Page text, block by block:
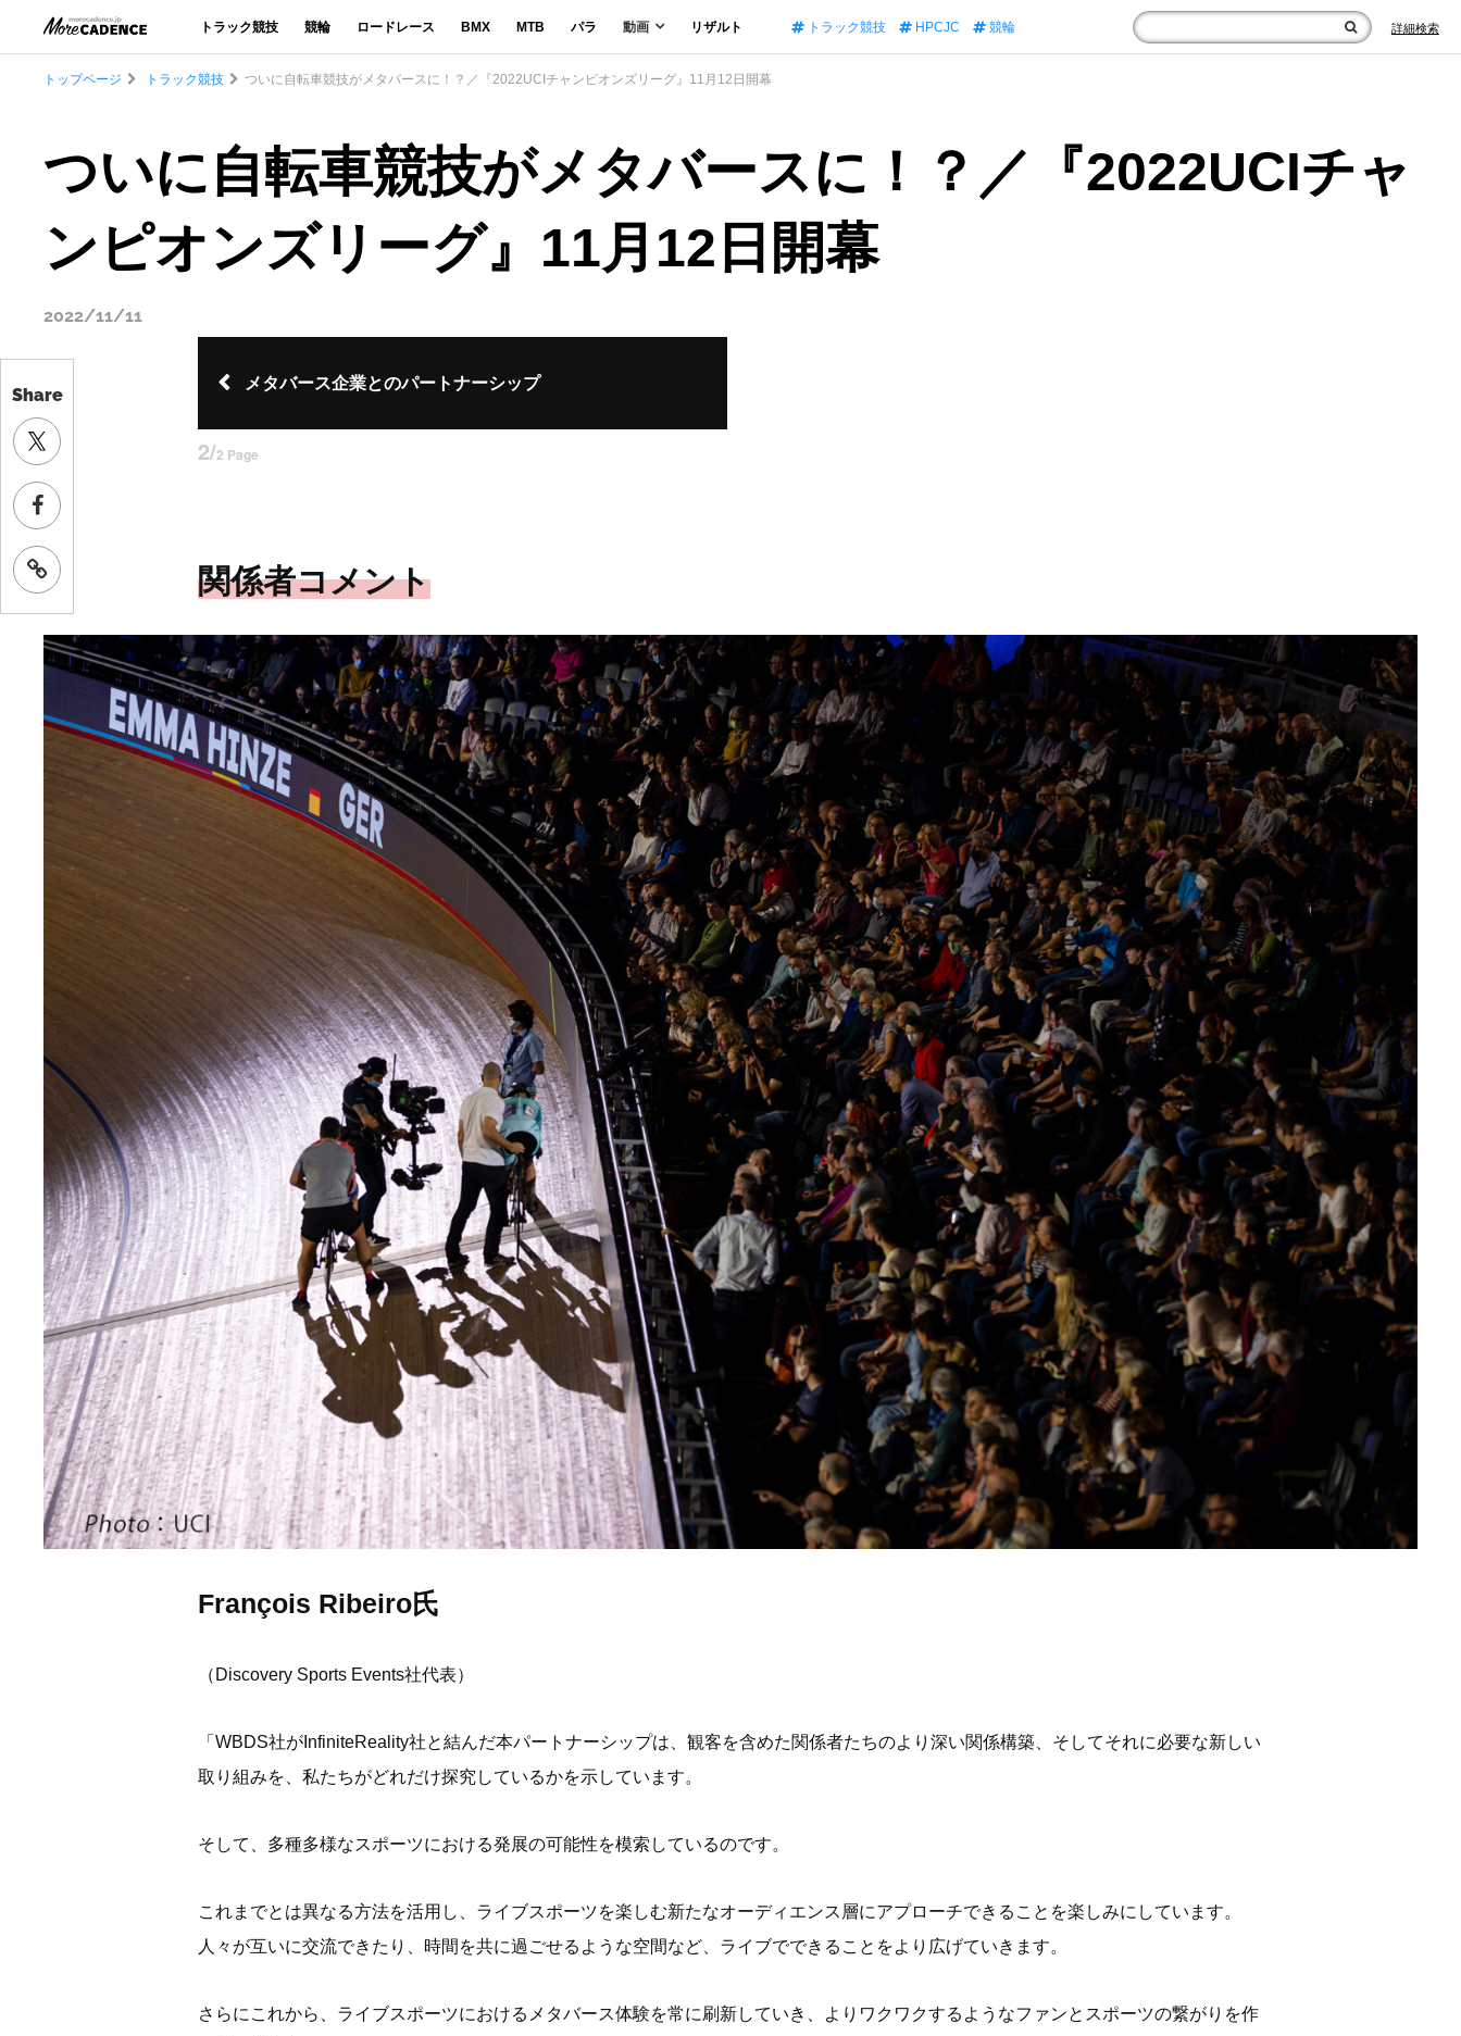
トラック競技 競輪 ロードレース BMX MTB パラ 動画 リザルト トラック競技 HPCJC 競輪 詳細検索
Share
トップページ トラック競技 ついに自転車競技がメタバースに！？／『2022UCIチャンピオンズリーグ』11月12日開幕
ついに自転車競技がメタバースに！？／『2022UCIチャ
ンピオンズリーグ』11月12日開幕
2022/11/11
メタバース企業とのパートナーシップ
2/2 Page
関係者コメント
François Ribeiro氏
（Discovery Sports Events社代表）
「WBDS社がInfiniteReality社と結んだ本パートナーシップは、観客を含めた関係者たちのより深い関係構築、そしてそれに必要な新しい
取り組みを、私たちがどれだけ探究しているかを示しています。
そして、多種多様なスポーツにおける発展の可能性を模索しているのです。
これまでとは異なる方法を活用し、ライブスポーツを楽しむ新たなオーディエンス層にアプローチできることを楽しみにしています。
人々が互いに交流できたり、時間を共に過ごせるような空間など、ライブでできることをより広げていきます。
さらにこれから、ライブスポーツにおけるメタバース体験を常に刷新していき、よりワクワクするようなファンとスポーツの繋がりを作